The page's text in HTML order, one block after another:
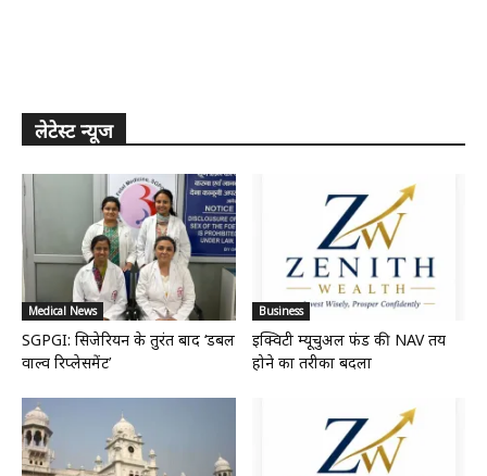
लेटेस्ट न्यूज
Medical News
SGPGI: सिजेरियन के तुरंत बाद ‘डबल
वाल्व रिप्लेसमेंट’
Business
इक्विटी म्यूचुअल फंड की NAV तय
होने का तरीका बदला